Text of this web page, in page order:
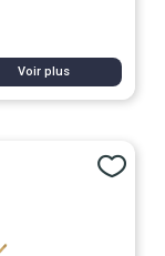
Voir plus